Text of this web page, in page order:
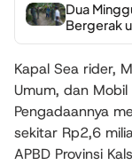
Dua
Bergerak
Kapal Sea rider,
Umum, dan Mobil
Pengadaannya
sekitar Rp2,6
APBD Provinsi